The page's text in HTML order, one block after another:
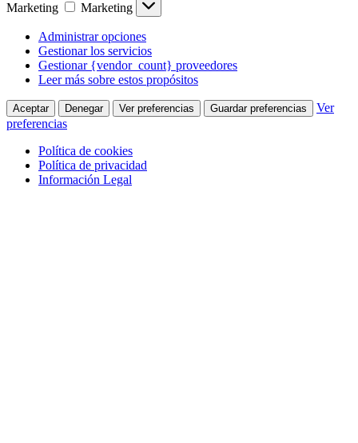
Marketing
Marketing
Administrar opciones
Gestionar los servicios
Gestionar {vendor_count} proveedores
Leer más sobre estos propósitos
Aceptar Denegar Ver preferencias Guardar preferencias
Ver
preferencias
Política de cookies
Política de privacidad
Información Legal